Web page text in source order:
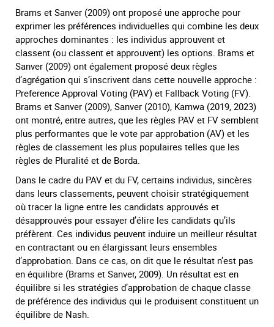
Brams et Sanver (2009) ont proposé une approche pour
exprimer les préférences individuelles qui combine les deux
approches dominantes : les individus approuvent et
classent (ou classent et approuvent) les options. Brams et
Sanver (2009) ont également proposé deux règles
d’agrégation qui s’inscrivent dans cette nouvelle approche :
Preference Approval Voting (PAV) et Fallback Voting (FV).
Brams et Sanver (2009), Sanver (2010), Kamwa (2019, 2023)
ont montré, entre autres, que les règles PAV et FV semblent
plus performantes que le vote par approbation (AV) et les
règles de classement les plus populaires telles que les
règles de Pluralité et de Borda.
Dans le cadre du PAV et du FV, certains individus, sincères
dans leurs classements, peuvent choisir stratégiquement
où tracer la ligne entre les candidats approuvés et
désapprouvés pour essayer d’élire les candidats qu’ils
préfèrent. Ces individus peuvent induire un meilleur résultat
en contractant ou en élargissant leurs ensembles
d’approbation. Dans ce cas, on dit que le résultat n’est pas
en équilibre (Brams et Sanver, 2009). Un résultat est en
équilibre si les stratégies d’approbation de chaque classe
de préférence des individus qui le produisent constituent un
équilibre de Nash.